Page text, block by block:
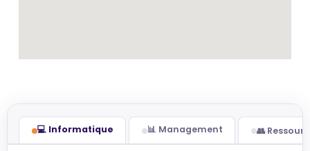
💻 Informatique 📊 Management 👥